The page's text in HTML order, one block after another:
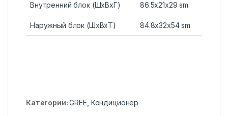
Внутренний блок (ШxВxГ) 86.5x21x29 sm
Наружный блок (ШxВxТ) 84.8x32x54 sm
Категории:GREE Кондиционер